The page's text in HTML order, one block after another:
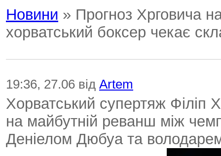
Новини » Прогноз Хрговича
хорватський боксер чекає
19:36, 27.06 від Artem
Хорватський супертяж Філіп
на майбутній реванш між
Деніелом Дюбуа та володарем